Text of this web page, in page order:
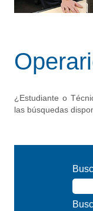
¿Estudiante o
las búsquedas